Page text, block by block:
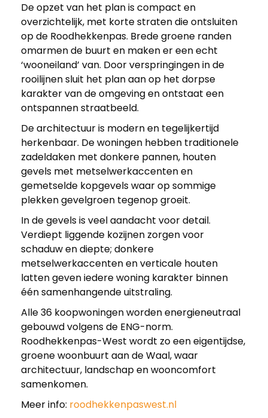
De opzet van het plan is compact en
overzichtelijk, met korte straten die ontsluiten
op de Roodhekkenpas. Brede groene randen
omarmen de buurt en maken er een echt
‘wooneiland’ van. Door verspringingen in de
rooilijnen sluit het plan aan op het dorpse
karakter van de omgeving en ontstaat een
ontspannen straatbeeld.
De architectuur is modern en tegelijkertijd
herkenbaar. De woningen hebben traditionele
zadeldaken met donkere pannen, houten
gevels met metselwerkaccenten en
gemetselde kopgevels waar op sommige
plekken gevelgroen tegenop groeit.
In de gevels is veel aandacht voor detail.
Verdiept liggende kozijnen zorgen voor
schaduw en diepte; donkere
metselwerkaccenten en verticale houten
latten geven iedere woning karakter binnen
één samenhangende uitstraling.
Alle 36 koopwoningen worden energieneutraal
gebouwd volgens de ENG-norm.
Roodhekkenpas-West wordt zo een eigentijdse,
groene woonbuurt aan de Waal, waar
architectuur, landschap en wooncomfort
samenkomen.
Meer info: roodhekkenpaswest.nl